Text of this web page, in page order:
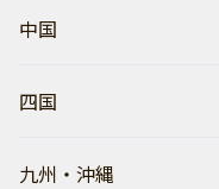
中国
四国
九州・沖縄